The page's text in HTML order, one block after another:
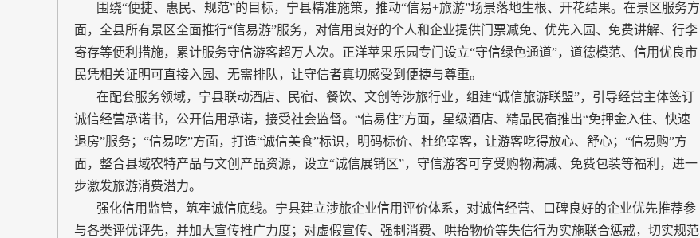
围绕“便捷、惠民、规范”的目标，宁县精准施策，推动“信易+旅游”场景落地生根、开花结果。在景区服务方
面，全县所有景区全面推行“信易游”服务，对信用良好的个人和企业提供门票减免、优先入园、免费讲解、行李
寄存等便利措施，累计服务守信游客超万人次。正洋苹果乐园专门设立“守信绿色通道”，道德模范、信用优良市
民凭相关证明可直接入园、无需排队，让守信者真切感受到便捷与尊重。
在配套服务领域，宁县联动酒店、民宿、餐饮、文创等涉旅行业，组建“诚信旅游联盟”，引导经营主体签订
诚信经营承诺书，公开信用承诺，接受社会监督。“信易住”方面，星级酒店、精品民宿推出“免押金入住、快速
退房”服务；“信易吃”方面，打造“诚信美食”标识，明码标价、杜绝宰客，让游客吃得放心、舒心；“信易购”方
面，整合县域农特产品与文创产品资源，设立“诚信展销区”，守信游客可享受购物满减、免费包装等福利，进一
步激发旅游消费潜力。
强化信用监管，筑牢诚信底线。宁县建立涉旅企业信用评价体系，对诚信经营、口碑良好的企业优先推荐参
与各类评优评先，并加大宣传推广力度；对虚假宣传、强制消费、哄抬物价等失信行为实施联合惩戒，切实规范